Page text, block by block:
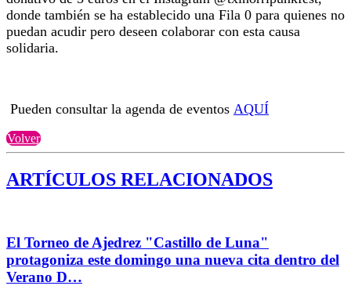
donde también se ha establecido una Fila 0 para quienes no
puedan acudir pero deseen colaborar con esta causa
solidaria.
Pueden consultar la agenda de eventos AQUÍ
Volver
ARTÍCULOS RELACIONADOS
El Torneo de Ajedrez "Castillo de Luna"
protagoniza este domingo una nueva cita dentro del
Verano D…